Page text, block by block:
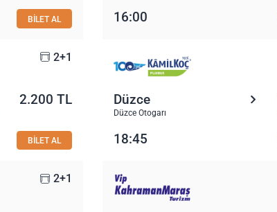
BİLET AL 16:00
2+1
2.200 TL
BİLET AL
Düzce
Düzce Otogarı
18:45
2+1